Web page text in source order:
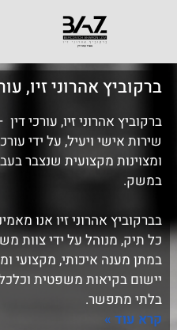
ברקוביץ אהרוני זיו,
ברקוביץ אהרוני זיו, עורכי דין
שירות אישי ויעיל, על ידי
ומצוינות מקצועית שנצבר
במשק.
בברקוביץ אהרוני זיו אנו
כל תיק, מנוהל על ידי צוות
במתן מענה איכותי, מקצועי
יישום בקיאות משפטית
בלתי מתפשר.
קרא עוד »